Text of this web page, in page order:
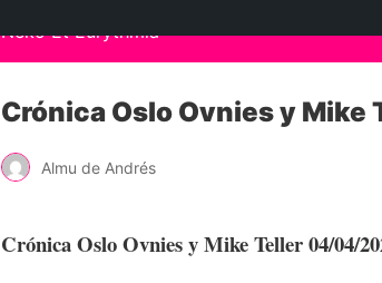
Neko Et Eurythmia
Crónica Oslo Ovnies y
Almu de Andrés
Crónica Oslo Ovnies y Mike Teller 04/04/